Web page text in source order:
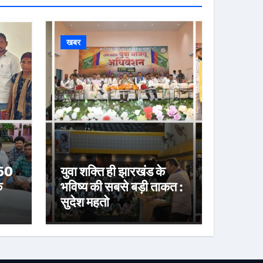
खबर
युवा शक्ति ही झारखंड के
भविष्य की सबसे बड़ी ताकत :
सुदेश महतो